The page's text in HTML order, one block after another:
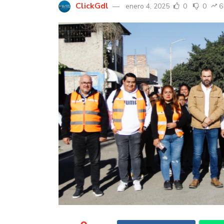
ClickGdl enero 4, 2025 0 0